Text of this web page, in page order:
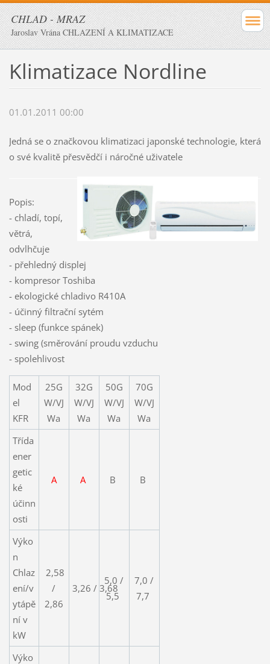
CHLAD - MRAZ
Jaroslav Vrána CHLAZENÍ A KLIMATIZACE
Klimatizace Nordline
01.01.2011 00:00
Jedná se o značkovou klimatizaci japonské technologie, která
o své kvalitě přesvědčí i náročné uživatele
Popis:
- chladí, topí,
větrá,
odvlhčuje
- přehledný displej
- kompresor Toshiba
- ekologické chladivo R410A
- účinný filtrační sytém
- sleep (funkce spánek)
- swing (směrování proudu vzduchu
- spolehlivost
Mod
el
KFR
25G
W/VJ
Wa
32G
W/VJ
Wa
50G
W/VJ
Wa
70G
W/VJ
Wa
Třída
ener
getic
ké
účinn
osti
A A B B
Výko
n
Chlaz
ení/v
ytápě
ní v
kW
2,58
/
2,86
3,26 / 3,68
5,0 /
5,5
7,0 /
7,7
Výko